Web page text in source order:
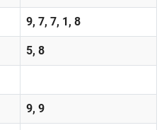
9, 7, 7, 1, 8
5, 8
9, 9